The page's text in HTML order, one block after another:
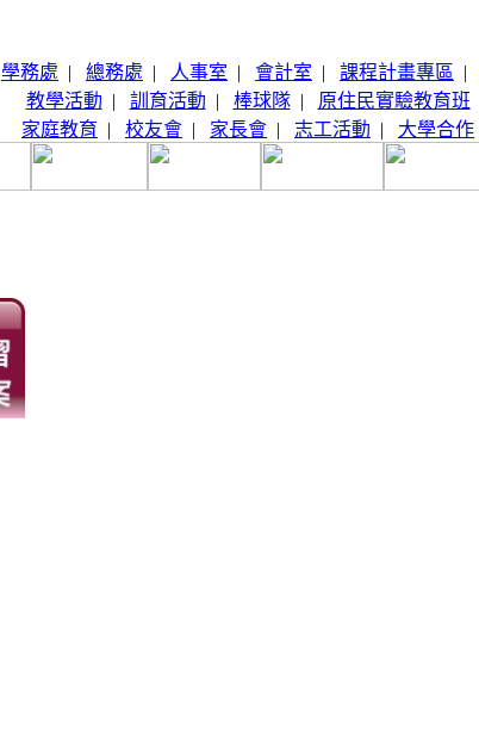
學務處 | 總務處 | 人事室 | 會計室 | 課程計畫專區 |
教學活動 | 訓育活動 | 棒球隊| 原住民實驗教育班
家庭教育 | 校友會 | 家長會 | 志工活動 | 大學合作